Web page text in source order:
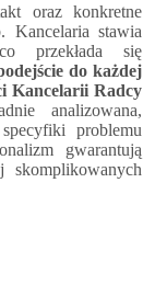
oraz konkretne
Kancelaria stawia
przekłada się
do każdej
Kancelarii Radcy
analizowana,
problemu
gwarantują
skomplikowanych